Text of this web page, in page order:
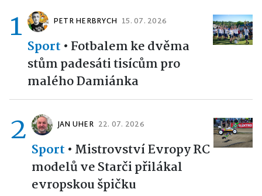
1 PETR HERBRYCH 15. 07. 2026
Sport • Fotbalem ke dvěma
stům padesáti tisícům pro
malého Damiánka
2 JAN UHER 22. 07. 2026
Sport • Mistrovství Evropy RC
modelů ve Starči přilákal
evropskou špičku